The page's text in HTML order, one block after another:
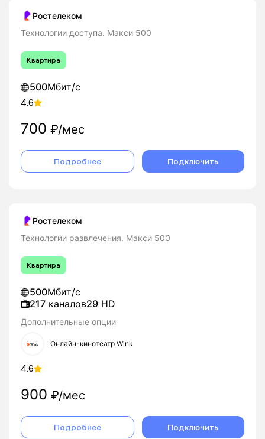
Ростелеком
Технологии доступа. Макси 500
Квартира
500Мбит/с
4.6
700 ₽/мес
Подробнее Подключить
Ростелеком
Технологии развлечения. Макси 500
Квартира
500Мбит/с
217 каналов29 HD
Дополнительные опции
Онлайн-кинотеатр Wink
4.6
900 ₽/мес
Подробнее Подключить